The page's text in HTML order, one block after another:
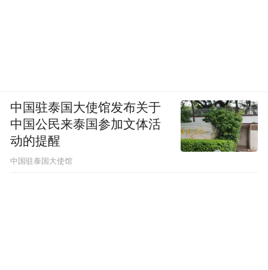
中国驻泰国大使馆发布关于
中国公民来泰国参加文体活
动的提醒
中国驻泰国大使馆